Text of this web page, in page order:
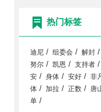
热门标签
迪尼 / 组委会 / 解封 /
努尔 / 凯恩 / 支持者 /
安 / 身体 / 安好 / 非
体 / 加拉 / 正数 / 唐
单 /